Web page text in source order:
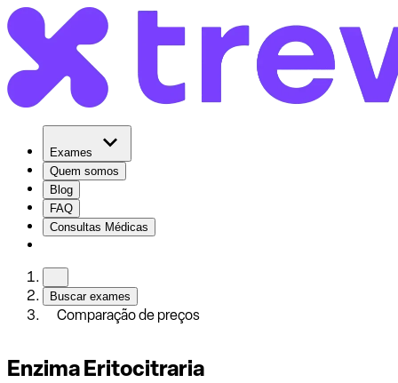
Exames
Quem somos
Blog
FAQ
Consultas Médicas
Buscar exames
Comparação de preços
Enzima Eritocitraria